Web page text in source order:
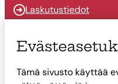
Laskutustiedot
Päätöksenteko
Talous
Tämä sivusto käyttää